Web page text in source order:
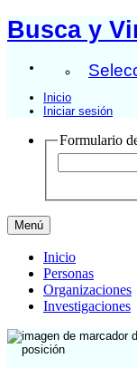
Busca y
Inicio
Iniciar sesión
Formulario
Menú
Inicio
Personas
Organizaciones
Investigaciones